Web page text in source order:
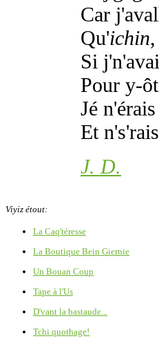
Car
Qu'ichin
Si
Pour y-
Jé
Et
J. D.
Viyiz étout:
La Caq'téresse
La Boutique Bein Giernie
Un Bouan Coup
Tape à l'Us
D'vant la bastaude...
Tchi quothage!